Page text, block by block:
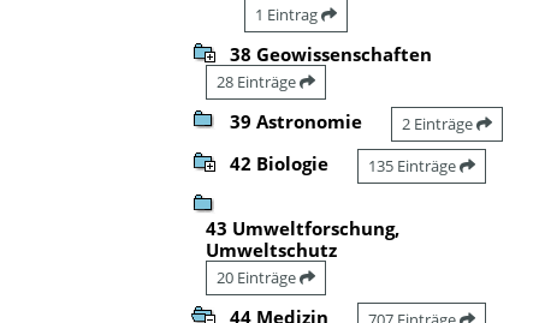
1 Eintrag
38 Geowissenschaften
28 Einträge
39 Astronomie 2 Einträge
42 Biologie 135 Einträge
43 Umweltforschung,
Umweltschutz
20 Einträge
44 Medizin